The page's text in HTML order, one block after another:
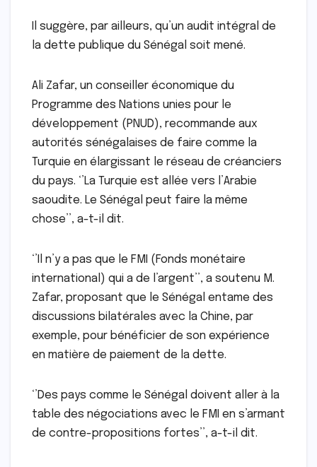
Il suggère, par ailleurs, qu’un audit intégral de
la dette publique du Sénégal soit mené.
Ali Zafar, un conseiller économique du
Programme des Nations unies pour le
développement (PNUD), recommande aux
autorités sénégalaises de faire comme la
Turquie en élargissant le réseau de créanciers
du pays. ‘’La Turquie est allée vers l’Arabie
saoudite. Le Sénégal peut faire la même
chose’’, a-t-il dit.
‘’Il n’y a pas que le FMI (Fonds monétaire
international) qui a de l’argent’’, a soutenu M.
Zafar, proposant que le Sénégal entame des
discussions bilatérales avec la Chine, par
exemple, pour bénéficier de son expérience
en matière de paiement de la dette.
‘’Des pays comme le Sénégal doivent aller à la
table des négociations avec le FMI en s’armant
de contre-propositions fortes’’, a-t-il dit.